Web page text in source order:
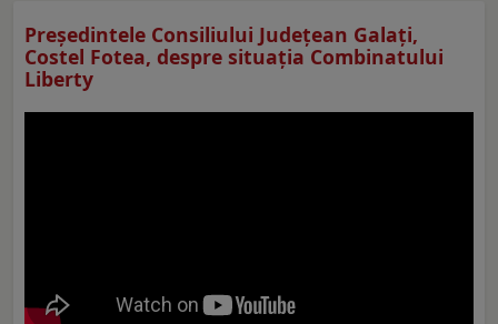
Preşedintele Consiliului Judeţean Galaţi,
Costel Fotea, despre situaţia Combinatului
Liberty